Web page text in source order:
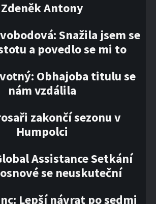
Zdeněk Antony
Snažila jsem se
a povedlo se mi to
Obhajoba titulu se
nám vzdálila
zakončí sezonu v
Humpolci
Assistance Setkání
se neuskuteční
Lepší návrat po sedmi